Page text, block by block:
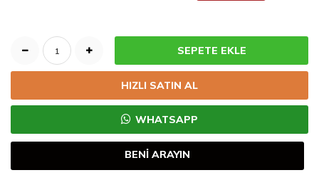
SEPETE EKLE
HIZLI SATIN AL
WHATSAPP
BENİ ARAYIN